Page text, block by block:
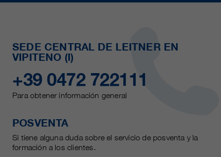
SEDE CENTRAL DE LEITNER EN
VIPITENO (I)
+39 0472 722111
Para obtener información general
POSVENTA
Si tiene alguna duda sobre el servicio de posventa y la
formación a los clientes.